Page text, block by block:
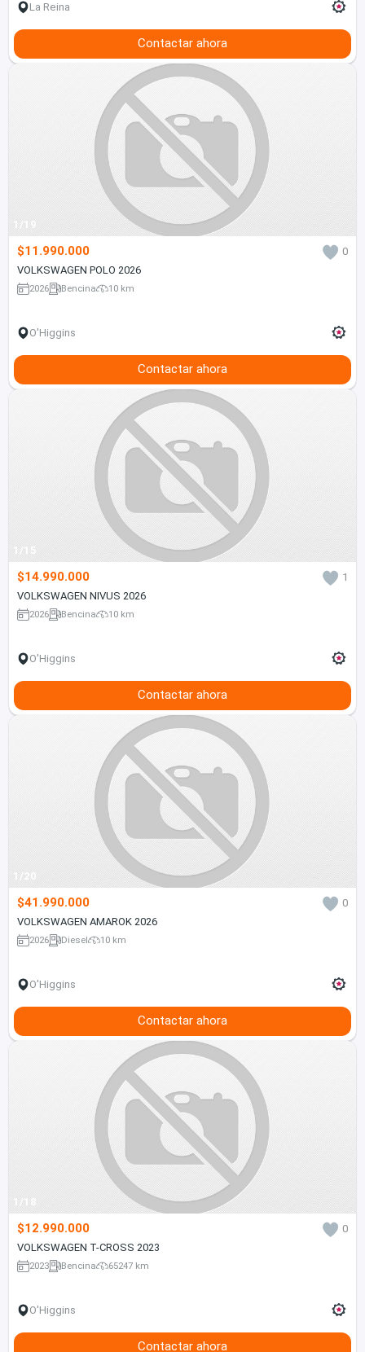
La Reina
Contactar ahora
1/19
$11.990.000
0
VOLKSWAGEN POLO 2026
2026 Bencina 10 km
O'Higgins
Contactar ahora
1/15
$14.990.000
1
VOLKSWAGEN NIVUS 2026
2026 Bencina 10 km
O'Higgins
Contactar ahora
1/20
$41.990.000
0
VOLKSWAGEN AMAROK 2026
2026 Diesel 10 km
O'Higgins
Contactar ahora
1/18
$12.990.000
0
VOLKSWAGEN T-CROSS 2023
2023 Bencina 65247 km
O'Higgins
Contactar ahora